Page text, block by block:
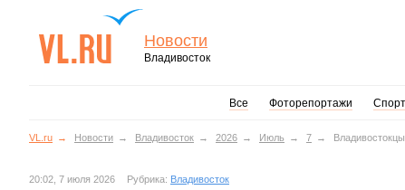
Новости
Владивосток
Все Фоторепортажи Спорт
VL.ru Новости Владивосток 2026 Июль 7
20:02, 7 июля 2026 Рубрика: Владивосток